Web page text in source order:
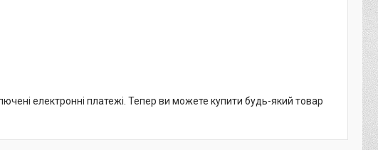
електронні платежі. Тепер ви можете купити будь-який товар